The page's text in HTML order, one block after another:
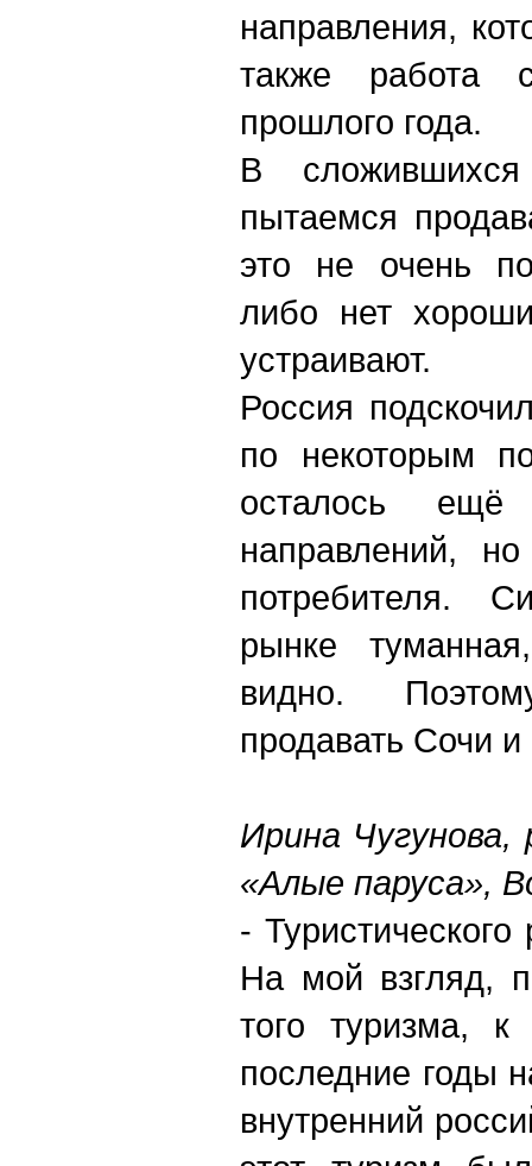
направления,
также работа
прошлого года.
В
пытаемся
это не очень
либо нет
устраивают.
Россия
по некоторым
осталось ещё
направлений,
потребителя.
рынке
видно.
продавать Сочи
Ирина Чугунова,
«Алые паруса»,
-
На мой взгляд,
того туризма, к
последние годы
внутренний